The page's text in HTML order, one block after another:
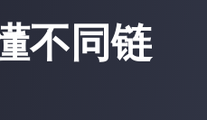
礦機抽簽
礦機拍賣
不同链